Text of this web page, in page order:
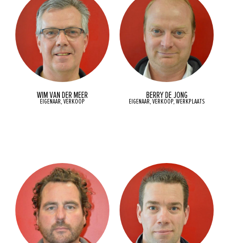
WIM VAN DER MEER
EIGENAAR, VERKOOP
BERRY DE JONG
EIGENAAR, VERKOOP, WERKPLAATS